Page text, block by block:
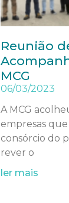
Reunião
MCG
06/03/2023
A MCG
empresas
consórcio do
rever o
ler mais